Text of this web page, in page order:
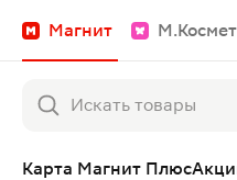
Магнит
Карта Магнит Плюс